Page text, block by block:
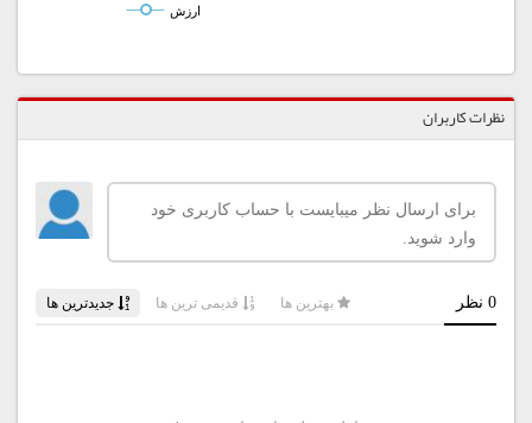
ارزش
نظرات کاربران